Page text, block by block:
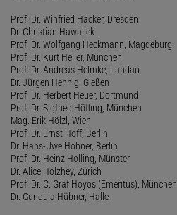
Prof. Dr. Winfried Hacker, Dresden
Dr. Christian Hawallek
Prof. Dr. Wolfgang Heckmann, Magdeburg
Prof. Dr. Kurt Heller, München
Prof. Dr. Andreas Helmke, Landau
Dr. Jürgen Hennig, Gießen
Prof. Dr. Herbert Heuer, Dortmund
Prof. Dr. Sigfried Höfling, München
Mag. Erik Hölzl, Wien
Prof. Dr. Ernst Hoff, Berlin
Dr. Hans-Uwe Hohner, Berlin
Prof. Dr. Heinz Holling, Münster
Dr. Alice Holzhey, Zürich
Prof. Dr. C. Graf Hoyos (Emeritus), München
Dr. Gundula Hübner, Halle